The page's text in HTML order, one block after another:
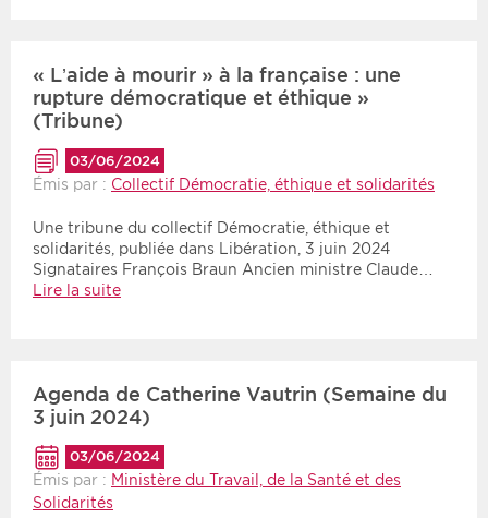
« L’aide à mourir » à la française : une
rupture démocratique et éthique »
(Tribune)
03/06/2024
Émis par : Collectif Démocratie, éthique et solidarités
Une tribune du collectif Démocratie, éthique et
solidarités, publiée dans Libération, 3 juin 2024
Signataires François Braun Ancien ministre Claude…
Lire la suite
Agenda de Catherine Vautrin (Semaine du
3 juin 2024)
03/06/2024
Émis par : Ministère du Travail, de la Santé et des
Solidarités